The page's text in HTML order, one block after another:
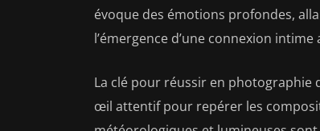
évoque des émotions profondes,
l’émergence d’une connexion intime
La clé pour réussir en photographie
œil attentif pour repérer les